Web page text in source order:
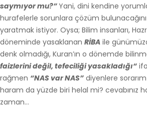
saymıyor mu?”Yani, dini kendine
hurafelerle sorunlara çözüm
yaratmak istiyor. Oysa; Bilim insanları,
döneminde yasaklanan RİBA ile
denk olmadığı, Kuran’ın o dönemde
faizlerini değil, tefeciliği yasakladığı“
rağmen “NAS var NAS” diyenlere sorarım
haram da yüzde biri helal mi? cevabınız
zaman…